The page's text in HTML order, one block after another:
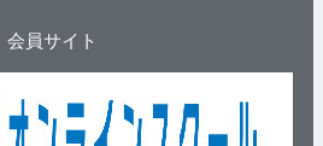
会員サイト